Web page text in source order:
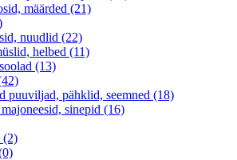
määrded (21)
nuudlid (22)
helbed (11)
(13)
puuviljad, pähklid, seemned (18)
sinepid (16)
(2)